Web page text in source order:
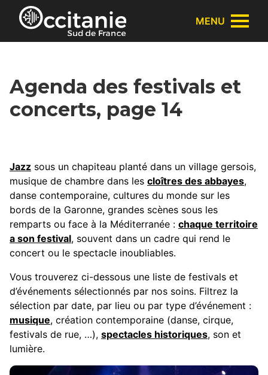
Panneau de gestion des cookies
MENU
Agenda des festivals et
concerts, page 14
Jazz sous un chapiteau planté dans un village gersois,
musique de chambre dans les cloîtres des abbayes,
danse contemporaine, cultures du monde sur les
bords de la Garonne, grandes scènes sous les
remparts ou face à la Méditerranée : chaque territoire
a son festival, souvent dans un cadre qui rend le
concert ou le spectacle inoubliables.
Vous trouverez ci-dessous une liste de festivals et
d’événements sélectionnés par nos soins. Filtrez la
sélection par date, par lieu ou par type d’événement :
musique, création contemporaine (danse, cirque,
festivals de rue, …), spectacles historiques, son et
lumière.